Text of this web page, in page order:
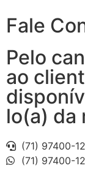
Fale
Pelo
ao
lo(a) da
(71) 97400-
(71) 97400-